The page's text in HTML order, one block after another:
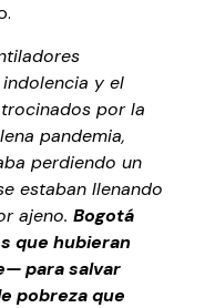
y el
por la
pandemia,
perdiendo un
estaban llenando
ajeno. Bogotá
que hubieran
para salvar
pobreza que